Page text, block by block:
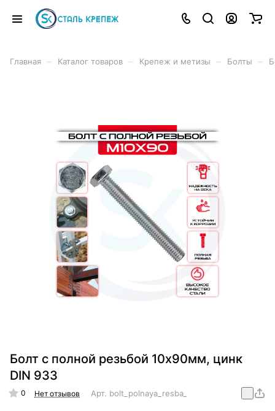
Главная Каталог товаров Крепеж и метизы Болты
Болт с полной резьбой 10х90мм, цинк
DIN 933
0 Нет отзывов Арт. bolt_polnaya_resba_din_933_10x90